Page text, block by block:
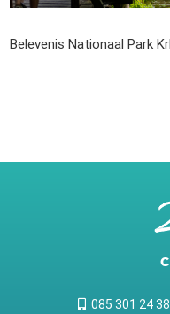
Belevenis Nationaal Park
085 301 24 38